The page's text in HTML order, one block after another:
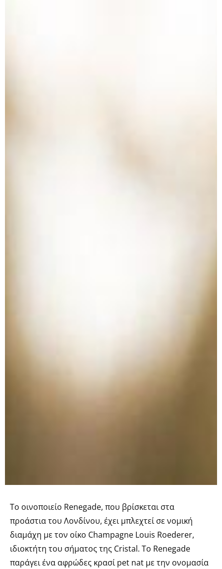
Το οινοποιείο Renegade, που βρίσκεται στα
προάστια του Λονδίνου, έχει μπλεχτεί σε νομική
διαμάχη με τον οίκο Champagne Louis Roederer,
ιδιοκτήτη του σήματος της Cristal. Το Renegade
παράγει ένα αφρώδες κρασί pet nat με την ονομασία